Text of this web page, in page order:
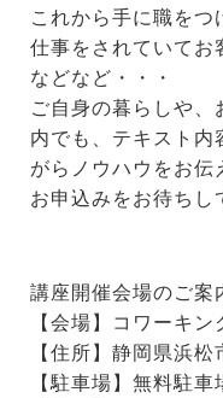
これから手に職を
仕事をされていて
などなど・・・
ご自身の暮らしや
内でも、テキスト
がらノウハウをお伝
お申込みをお待ちし
講座開催会場のご案
【会場】コワーキ
【住所】静岡県浜
【駐車場】無料駐